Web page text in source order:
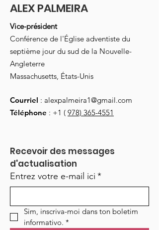
ALEX PALMEIRA
Vice-président
Conférence de l'Église adventiste du
septième jour du sud de la Nouvelle-
Angleterre
Massachusetts, États-Unis
Courriel : alexpalmeira1@gmail.com
Téléphone : +1 ( 978) 365-4551
Recevoir des messages
d'actualisation
Entrez votre e-mail ici *
Sim, inscriva-moi dans ton boletim
informativo. *